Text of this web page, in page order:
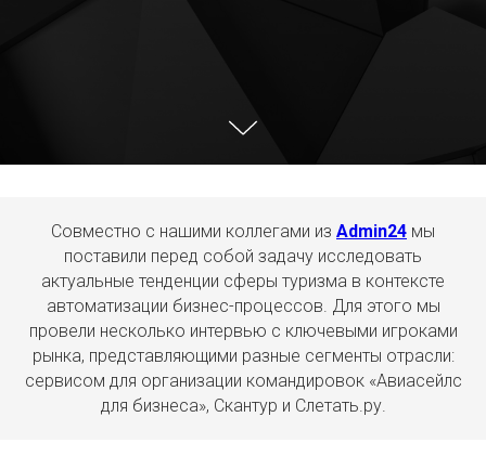
Совместно с нашими коллегами из Admin24 мы
поставили перед собой задачу исследовать
актуальные тенденции сферы туризма в контексте
автоматизации бизнес-процессов. Для этого мы
провели несколько интервью с ключевыми игроками
рынка, представляющими разные сегменты отрасли:
сервисом для организации командировок «Авиасейлс
для бизнеса», Скантур и Слетать.ру.